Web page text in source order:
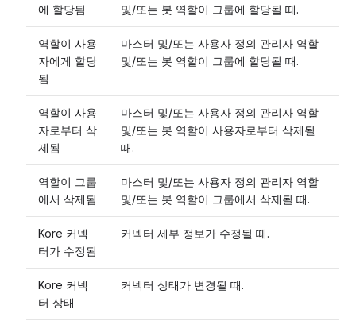
에 할당됨
및/또는 봇 역할이 그룹에 할당될 때.
역할이 사용
자에게 할당
됨
마스터 및/또는 사용자 정의 관리자 역할
및/또는 봇 역할이 그룹에 할당될 때.
역할이 사용
자로부터 삭
제됨
마스터 및/또는 사용자 정의 관리자 역할
및/또는 봇 역할이 사용자로부터 삭제될
때.
역할이 그룹
에서 삭제됨
마스터 및/또는 사용자 정의 관리자 역할
및/또는 봇 역할이 그룹에서 삭제될 때.
Kore 커넥
터가 수정됨
커넥터 세부 정보가 수정될 때.
Kore 커넥
터 상태
커넥터 상태가 변경될 때.